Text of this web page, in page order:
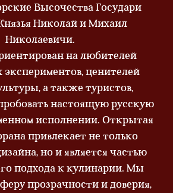
Высочества Государи
Николай и Михаил
Николаевичи.
на любителей
ценителей
а также туристов,
настоящую русскую
исполнении. Открытая
привлекает не только
но и является частью
подхода к кулинарии. Мы
прозрачности и доверия,